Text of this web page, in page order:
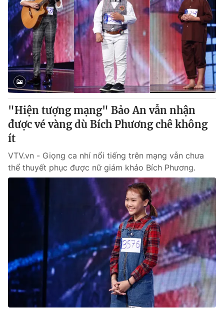
Thế giới
Tin tức
Thế giới đó đây
Câu chuyện quốc tế
Kinh tế
Tài chính
Thị trường
Góc doanh nghiệp
Dữ liệu và đời sống
Truyền hình
Phim VTV
Hậu trường
Nhân vật
Khán giả
Giải sao mai
Giải trí
Âm nhạc
Đời sống
Du lịch
Làm đẹp
Giáo dục
Học trực tuyến
Công nghệ
Hitech Công nghệ tương lai
Sản phẩm
Thị trường
Tư vấn
Giao lưu trực tuyến
Lịch phát sóng
Chuyên mục khác
"Hiện tượng mạng" Bảo An vẫn nhận
được vé vàng dù Bích Phương chê không
ít
VTV.vn - Giọng ca nhí nổi tiếng trên mạng vẫn chưa
thể thuyết phục được nữ giám khảo Bích Phương.